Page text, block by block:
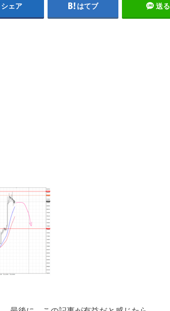
シェア はてブ 送る